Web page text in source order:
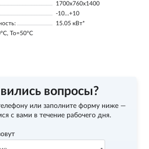
1700х760х1400
-10…+10
15.05 кВт*
To=50ºC
вопросы?
или заполните форму ниже —
с вами в течение рабочего дня.